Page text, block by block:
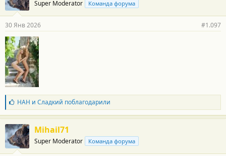
д
а
н
о
с
т
и
:
Super Moderator Команда форума
30 Янв 2026 #1.097
Б
л
а
г
о
д
а
НАН и Сладкий поблагодарили
Mihail71
Super Moderator Команда форума